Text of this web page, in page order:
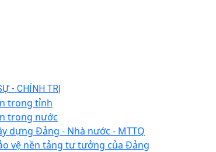
- CHÍNH TRỊ
trong tỉnh
trong nước
dựng Đảng - Nhà nước - MTTQ
vệ nền tảng tư tưởng của Đảng